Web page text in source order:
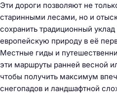
Эти дороги позволяют не
старинными лесами, но и
сохранить традиционный
европейскую природу в её
Местные гиды и
эти маршруты ранней весной
чтобы получить максимум
снегопадов и ландшафтной